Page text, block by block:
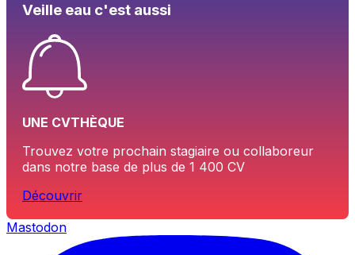
Veille eau c'est aussi
UNE CVTHÈQUE
Trouvez votre prochain stagiaire ou collaboreur
dans notre base de plus de 1 400 CV
Découvrir
Mastodon